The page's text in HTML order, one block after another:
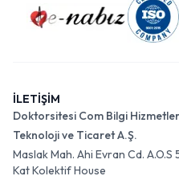
İLETİŞİM
Doktorsitesi Com Bilgi
Teknoloji ve Ticaret A.Ş.
Maslak Mah. Ahi Evran Cd.
Kat Kolektif House